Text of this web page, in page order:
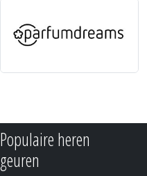
Populaire heren
geuren